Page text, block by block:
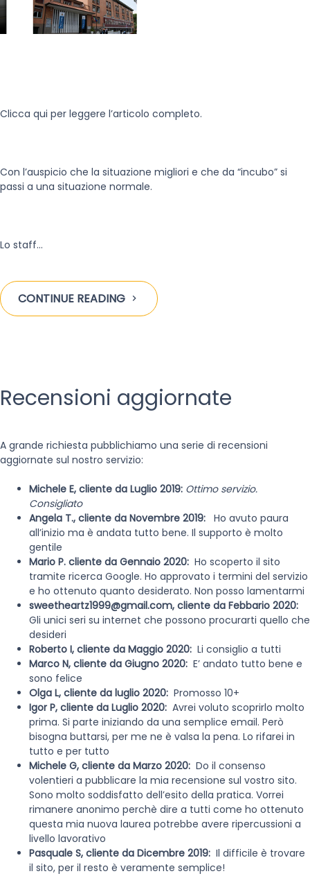
Clicca qui per leggere l’articolo completo.
Con l’auspicio che la situazione migliori e che da “incubo” si
passi a una situazione normale.
Lo staff…
CONTINUE READING
Recensioni aggiornate
A grande richiesta pubblichiamo una serie di recensioni
aggiornate sul nostro servizio:
Michele E, cliente da Luglio 2019: Ottimo servizio.
Consigliato
Angela T., cliente da Novembre 2019: Ho avuto paura
all’inizio ma è andata tutto bene. Il supporto è molto
gentile
Mario P. cliente da Gennaio 2020: Ho scoperto il sito
tramite ricerca Google. Ho approvato i termini del servizio
e ho ottenuto quanto desiderato. Non posso lamentarmi
sweetheartz1999@gmail.com, cliente da Febbario 2020:
Gli unici seri su internet che possono procurarti quello che
desideri
Roberto I, cliente da Maggio 2020: Li consiglio a tutti
Marco N, cliente da Giugno 2020: E’ andato tutto bene e
sono felice
Olga L, cliente da luglio 2020: Promosso 10+
Igor P, cliente da Luglio 2020: Avrei voluto scoprirlo molto
prima. Si parte iniziando da una semplice email. Però
bisogna buttarsi, per me ne è valsa la pena. Lo rifarei in
tutto e per tutto
Michele G, cliente da Marzo 2020: Do il consenso
volentieri a pubblicare la mia recensione sul vostro sito.
Sono molto soddisfatto dell’esito della pratica. Vorrei
rimanere anonimo perchè dire a tutti come ho ottenuto
questa mia nuova laurea potrebbe avere ripercussioni a
livello lavorativo
Pasquale S, cliente da Dicembre 2019: Il difficile è trovare
il sito, per il resto è veramente semplice!